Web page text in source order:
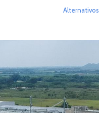
Alternativos